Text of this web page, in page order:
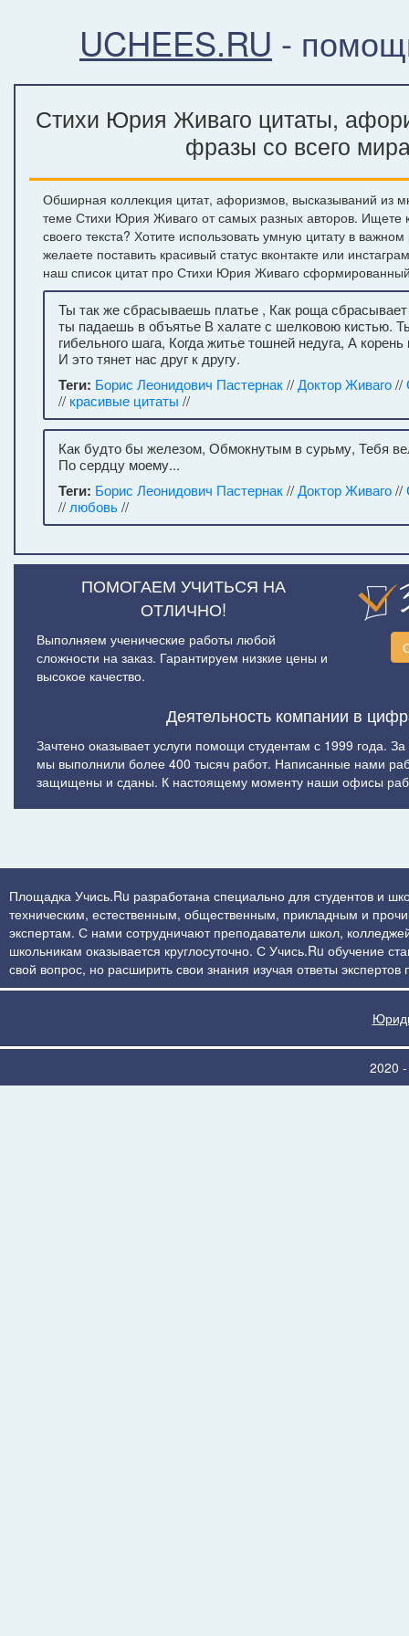
UCHEES.RU -
Стихи Юрия Живаго цитаты,
фразы со всего
Обширная коллекция цитат, афоризмов, высказываний из
теме Стихи Юрия Живаго от самых разных авторов. Ищете
своего текста? Хотите использовать умную цитату в
желаете поставить красивый статус вконтакте или
наш список цитат про Стихи Юрия Живаго
Ты так же сбрасываешь платье , Как роща сбрасывает
ты падаешь в объятье В халате с шелковою кистью.
гибельного шага, Когда житье тошней недуга, А
И это тянет нас друг к другу.
Теги: Борис Леонидович Пастернак//Доктор Живаго//
// красивые цитаты //
Как будто бы железом, Обмокнутым в сурьму, Тебя
По сердцу моему...
Теги: Борис Леонидович Пастернак//Доктор Живаго//
// любовь//
ПОМОГАЕМ УЧИТЬСЯ НА
ОТЛИЧНО!
Выполняем ученические работы любой
сложности на заказ. Гарантируем низкие цены и
высокое качество.
Деятельность компании в
Зачтено оказывает услуги помощи студентам с 1999 года.
мы выполнили более 400 тысяч работ. Написанные нами
защищены и сданы. К настоящему моменту наши офисы
Площадка Учись.Ru разработана специально для студентов и
техническим, естественным, общественным, прикладным и
экспертам. С нами сотрудничают преподаватели школ,
школьникам оказывается круглосуточно. С Учись.Ru обучение
свой вопрос, но расширить свои знания изучая ответы
2020